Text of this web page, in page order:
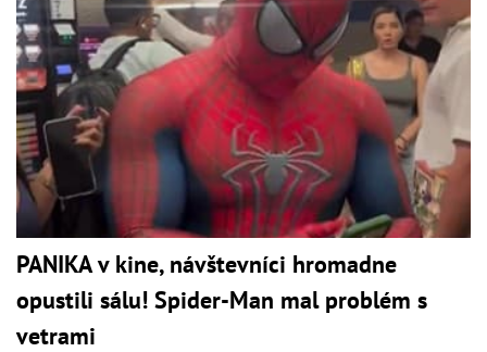
PANIKA v kine, návštevníci hromadne
opustili sálu! Spider-Man mal problém s
vetrami